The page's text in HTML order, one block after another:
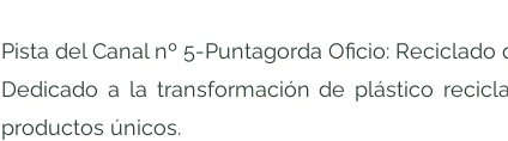
Pista del Canal nº 5-Puntagorda Oficio: Reciclado
Dedicado a la transformación de plástico
productos únicos.